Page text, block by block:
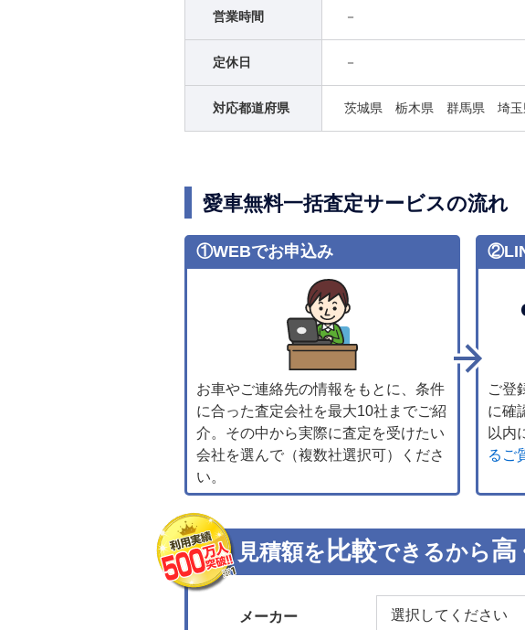
営業時間 －
定休日 －
対応都道府県 茨城県 栃木県 群馬県 埼
愛車無料一括査定サービスの流れ
①WEBでお申込み
お車やご連絡先の情報をもとに、条件
に合った査定会社を最大10社までご紹
介。その中から実際に査定を受けたい
会社を選んで（複数社選択可）くださ
い。
ご登
に確
以内
るご
見積額を 比較できるから高
メーカー